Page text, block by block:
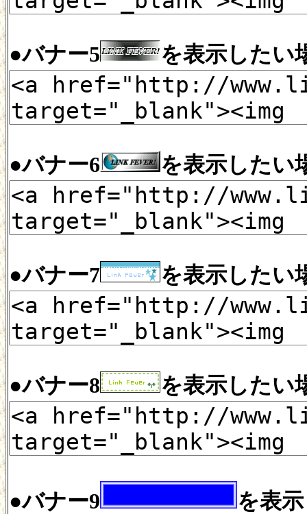
●バナー5 を表示したい
●バナー6 を表示したい
●バナー7 を表示したい
●バナー8 を表示したい
●バナー9 を表